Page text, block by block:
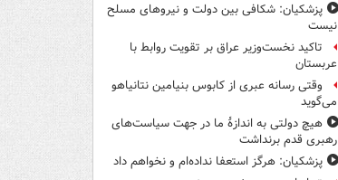
پزشکیان: شکافی بین دولت و نیروهای مسلح
نیست
تاکید نخست‌وزیر عراق بر تقویت روابط با
عربستان
وقتی رسانه عبری از کابوس بنیامین نتانیاهو
می‌گوید
هیچ دولتی به اندازۀ ما در جهت سیاست‌های
رهبری قدم برنداشت
پزشکیان: هرگز استعفا نداده‌ام و نخواهم داد